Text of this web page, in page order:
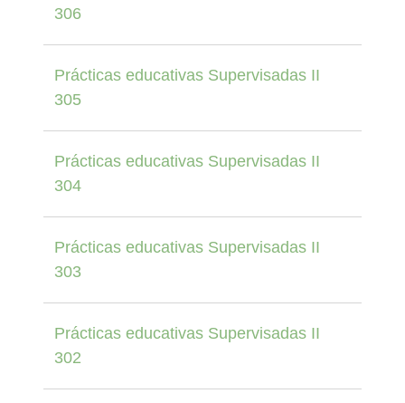
306
Prácticas educativas Supervisadas II
305
Prácticas educativas Supervisadas II
304
Prácticas educativas Supervisadas II
303
Prácticas educativas Supervisadas II
302